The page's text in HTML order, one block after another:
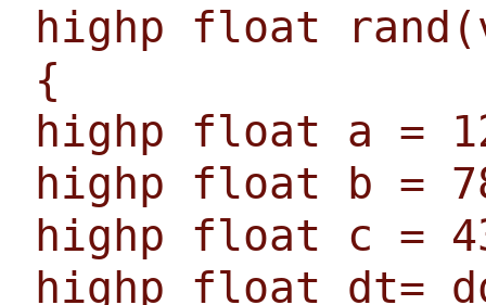
highp float
{
highp float a =
highp float b =
highp float c =
highp float dt=